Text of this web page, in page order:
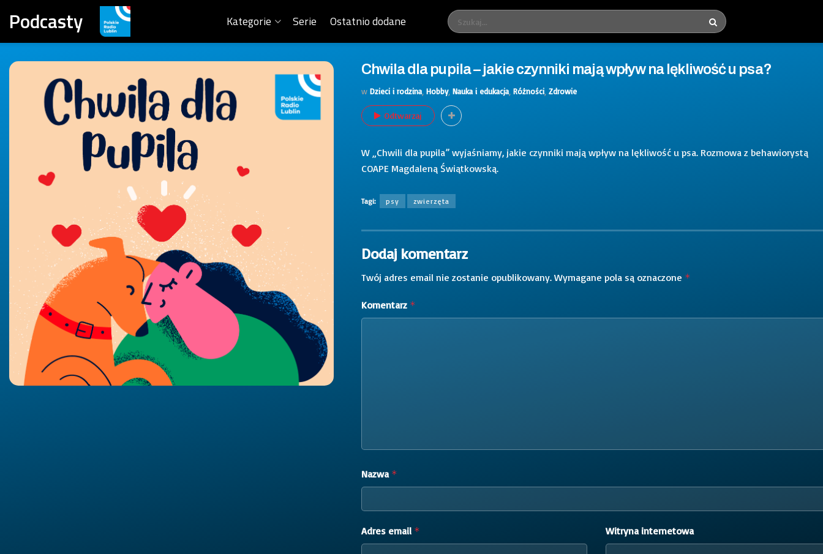
Podcasty Kategorie Serie Ostatnio dodane
Chwila dla pupila – jakie czynniki mają wpływ na lękliwość u psa?
w Dzieci i rodzina Hobby, Nauka i edukacja Różności Zdrowie
Odtwarzaj
W „Chwili dla pupila” wyjaśniamy, jakie czynniki mają wpływ na lękliwość u psa. Rozmowa z behawiorystą
COAPE Magdaleną Świątkowską.
Tagi: psy zwierzęta
Dodaj komentarz
Twój adres email nie zostanie opublikowany. Wymagane pola są oznaczone *
Komentarz *
Nazwa *
Adres email * Witryna internetowa